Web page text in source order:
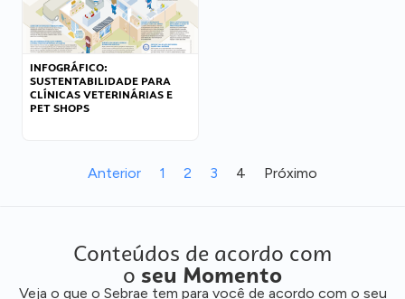
INFOGRÁFICO:
SUSTENTABILIDADE PARA
CLÍNICAS VETERINÁRIAS E
PET SHOPS
Anterior 1 2 3 4 Próximo
Conteúdos de acordo com
o seu Momento
Veja o que o Sebrae tem para você de acordo com o seu